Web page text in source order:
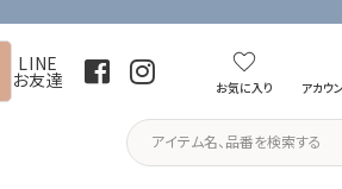
LINE
お友達 お気に入り アカウ